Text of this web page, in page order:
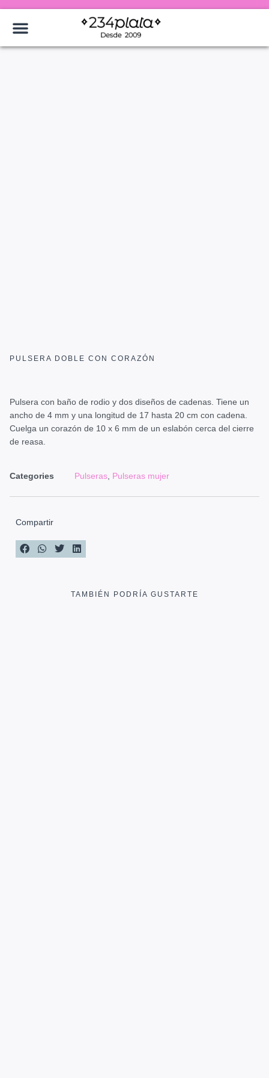
PULSERA DOBLE CON CORAZÓN
Pulsera con baño de rodio y dos diseños de cadenas. Tiene un
ancho de 4 mm y una longitud de 17 hasta 20 cm con cadena.
Cuelga un corazón de 10 x 6 mm de un eslabón cerca del cierre
de reasa.
Categories Pulseras Pulseras mujer
Compartir
TAMBIÉN PODRÍA GUSTARTE